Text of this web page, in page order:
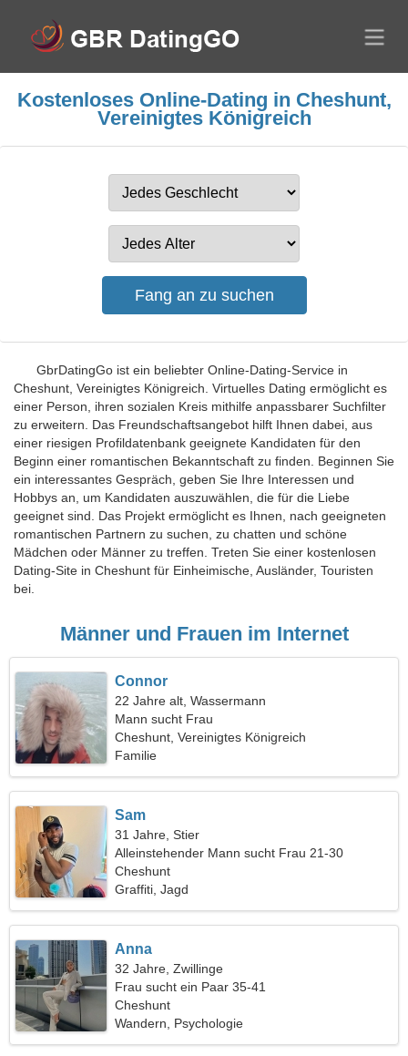
Kostenloses Online-Dating in Cheshunt,
Vereinigtes Königreich
GbrDatingGo ist ein beliebter Online-Dating-Service in
Cheshunt, Vereinigtes Königreich. Virtuelles Dating ermöglicht es
einer Person, ihren sozialen Kreis mithilfe anpassbarer Suchfilter
zu erweitern. Das Freundschaftsangebot hilft Ihnen dabei, aus
einer riesigen Profildatenbank geeignete Kandidaten für den
Beginn einer romantischen Bekanntschaft zu finden. Beginnen Sie
ein interessantes Gespräch, geben Sie Ihre Interessen und
Hobbys an, um Kandidaten auszuwählen, die für die Liebe
geeignet sind. Das Projekt ermöglicht es Ihnen, nach geeigneten
romantischen Partnern zu suchen, zu chatten und schöne
Mädchen oder Männer zu treffen. Treten Sie einer kostenlosen
Dating-Site in Cheshunt für Einheimische, Ausländer, Touristen
bei.
Männer und Frauen im Internet
Connor
22 Jahre alt, Wassermann
Mann sucht Frau
Cheshunt, Vereinigtes Königreich
Familie
Sam
31 Jahre, Stier
Alleinstehender Mann sucht Frau 21-30
Cheshunt
Graffiti, Jagd
Anna
32 Jahre, Zwillinge
Frau sucht ein Paar 35-41
Cheshunt
Wandern, Psychologie